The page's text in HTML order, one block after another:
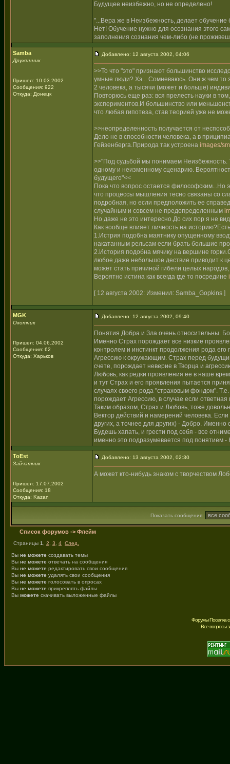
Будущее неизбежно, но не определено!
"...Вера же в Неизбежность, делает обучение
Нет! Обучение нужно для осознания этого
заполнения сознания чем-либо (не
Samba
Дружинник
Пришел: 10.03.2002
Сообщения: 922
Откуда: Донецк
Добавлено: 12 августа 2002, 04:06
>>То что "это" признают большинство
умные люди? Хэ... Сомневаюсь. Они ж чем то
2 человека, а тысячи (может и больше)
Повторюсь еще раз: вся прелесть науки в
экспериментов.И большинство или
что любая гипотеза, став теорией уже не
>>неопределенность получается от
Дело не в способности человека, а в
Гейзенберга.Природа так устроена images/
>>"Под судьбой мы понимаем Неизбежность.
одному и неизменному сценарию.
будущего"<<
Пока что вопрос остается философским...Но
что процессы мышления тесно связаны со
подробная, но если предположить ее
случайным и совсем не предопределенным
Но даже не это интересно.До сих пор я не
Как вообще влияет личность на
1.Истрия подобна маятнику опущенному
накатанным рельсам если брать большие
2.История подобна мячику на вершине
любое даже небольшое дествие приводит к
может стать причиной гибели целых
Вероятно истина как всегда где то посредине
[ 12 августа 2002: Изменил: Samba_Gopkins ]
MGK
Охотник
Пришел: 04.06.2002
Сообщения: 62
Откуда: Харьков
Добавлено: 12 августа 2002, 09:40
Понятия Добра и Зла очень относительны.
Именно Страх порождает все низкие
контролем и инстинкт продолжения рода
Агрессию к окружающим. Страх перед
счете, порождает неверие в Творца и
Любовь, как редки проявления ее в наше
и тут Страх и его проявления пытается
случаях своего рода "страховым фондом".
порождает Агрессию, в случае если
Таким образом, Страх и Любовь, тоже
Вектор действий и намерений человека.
других, а точнее для других) - Добро.
Будешь хапать, и грести под себя - все
именно это подразумевается под понятием -
ToEst
Зайчатник
Пришел: 17.07.2002
Сообщения: 18
Откуда: Kazan
Добавлено: 13 августа 2002, 02:30
А может кто-нибудь знаком с творчеством
Показать сообщения:
Список форумов -> Флейм
Страницы 1 2 3 4 След.
Вы не можете создавать темы
Вы не можете отвечать на сообщения
Вы не можете редактировать свои сообщения
Вы не можете удалять свои сообщения
Вы не можете голосовать в опросах
Вы не можете прикреплять файлы
Вы можете скачивать выложенные файлы
Форумы Поселка
Все вопросы